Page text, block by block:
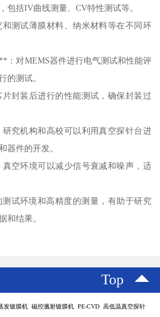
包括IV曲线测量、CV特性测试等。
测试薄膜材料、纳米材料等在不同环
：对MEMS器件进行电气测试和性能评
的测试。
封装后进行的性能测试，确保封装过
究机构和高校可以利用真空探针台进
器件的开发。
空环境可以减少信号衰减和噪声，适
试环境和高精度的测量，有助于研究
和结果。
Top
发镀膜机 磁控溅射镀膜机 PE-CVD 高低温真空探针